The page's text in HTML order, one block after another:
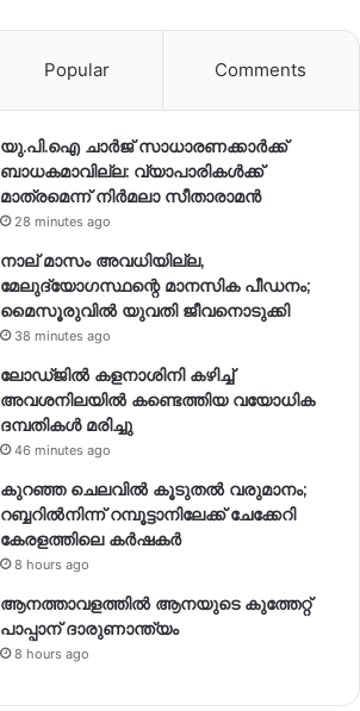
Popular Comments
യു.പി.ഐ ചാർജ് സാധാരണക്കാർക്ക്
ബാധകമാവില്ല: വ്യാപാരികൾക്ക്
മാത്രമെന്ന് നിർമലാ സീതാരാമൻ
28 minutes ago
നാല് മാസം അവധിയില്ല,
മേലുദ്യോഗസ്ഥന്റെ മാനസിക പീഡനം;
മൈസൂരുവിൽ യുവതി ജീവനൊടുക്കി
38 minutes ago
ലോഡ്ജിൽ കളനാശിനി കഴിച്ച്
അവശനിലയിൽ കണ്ടെത്തിയ വയോധിക
ദമ്പതികൾ മരിച്ചു
46 minutes ago
കുറഞ്ഞ ചെലവിൽ കൂടുതൽ വരുമാനം;
റബ്ബറിൽനിന്ന് റമ്പൂട്ടാനിലേക്ക് ചേക്കേറി
കേരളത്തിലെ കർഷകർ
8 hours ago
ആനത്താവളത്തിൽ ആനയുടെ കുത്തേറ്റ്
പാപ്പാന് ദാരുണാന്ത്യം
8 hours ago